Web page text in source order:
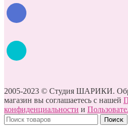
2005-2023 © Студия ШАРИКИ.
магазин вы соглашаетесь с нашей
конфиденциальности и
Поиск